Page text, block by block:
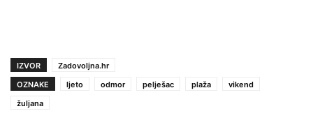
IZVOR
Zadovoljna.hr
OZNAKE
ljeto odmor pelješac plaža
vikend
žuljana